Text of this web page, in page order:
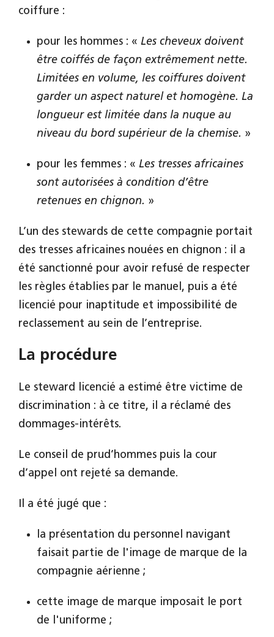
coiffure :
pour les hommes : « Les cheveux doivent
être coiffés de façon extrêmement nette.
Limitées en volume, les coiffures doivent
garder un aspect naturel et homogène. La
longueur est limitée dans la nuque au
niveau du bord supérieur de la chemise. »
pour les femmes : « Les tresses africaines
sont autorisées à condition d’être
retenues en chignon. »
L’un des stewards de cette compagnie portait
des tresses africaines nouées en chignon : il a
été sanctionné pour avoir refusé de respecter
les règles établies par le manuel, puis a été
licencié pour inaptitude et impossibilité de
reclassement au sein de l’entreprise.
La procédure
Le steward licencié a estimé être victime de
discrimination : à ce titre, il a réclamé des
dommages-intérêts.
Le conseil de prud’hommes puis la cour
d’appel ont rejeté sa demande.
Il a été jugé que :
la présentation du personnel navigant
faisait partie de l'image de marque de la
compagnie aérienne ;
cette image de marque imposait le port
de l'uniforme ;